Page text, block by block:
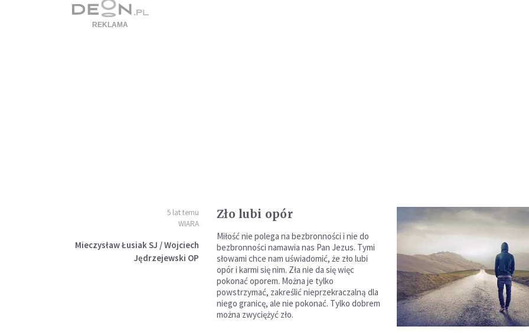
5 lat temu
WIARA
Mieczysław Łusiak SJ / Wojciech
Jędrzejewski OP
Zło lubi opór
Miłość nie polega na bezbronności i nie do
bezbronności namawia nas Pan Jezus. Tymi
słowami chce nam uświadomić, że zło lubi
opór i karmi się nim. Zła nie da się więc
pokonać oporem. Można je tylko
powstrzymać, zakreślić nieprzekraczalną dla
niego granicę, ale nie pokonać. Tylko dobrem
można zwyciężyć zło.